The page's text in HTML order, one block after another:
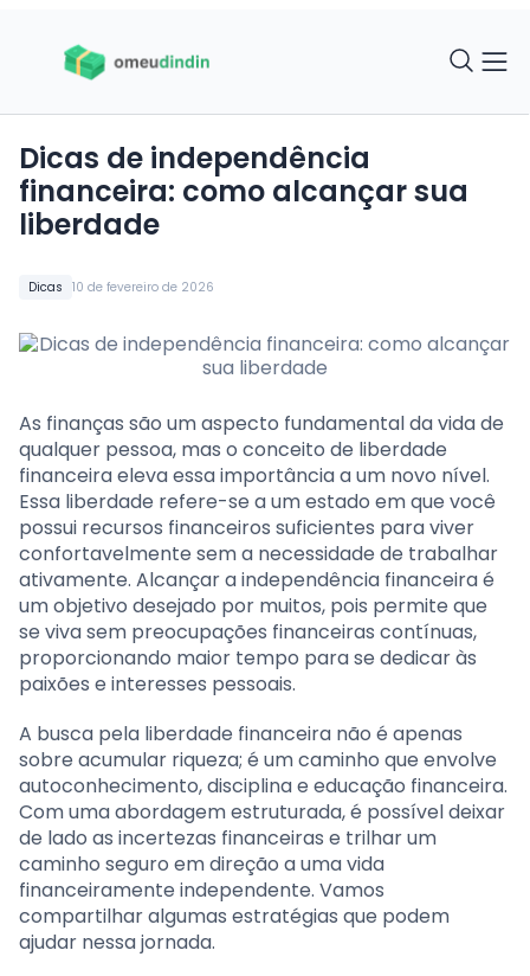
Dicas 10 de fevereiro de 2026
Dicas de independência
financeira: como alcançar sua
liberdade
As finanças são um aspecto fundamental da vida de
qualquer pessoa, mas o conceito de liberdade
financeira eleva essa importância a um novo nível.
Essa liberdade refere-se a um estado em que você
possui recursos financeiros suficientes para viver
confortavelmente sem a necessidade de trabalhar
ativamente. Alcançar a independência financeira é
um objetivo desejado por muitos, pois permite que
se viva sem preocupações financeiras contínuas,
proporcionando maior tempo para se dedicar às
paixões e interesses pessoais.
A busca pela liberdade financeira não é apenas
sobre acumular riqueza; é um caminho que envolve
autoconhecimento, disciplina e educação financeira.
Com uma abordagem estruturada, é possível deixar
de lado as incertezas financeiras e trilhar um
caminho seguro em direção a uma vida
financeiramente independente. Vamos
compartilhar algumas estratégias que podem
ajudar nessa jornada.